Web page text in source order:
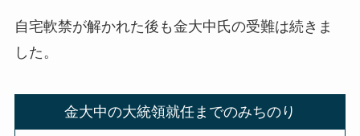
自宅軟禁が解かれた後も金大中氏の受難は続きま
した。
金大中の大統領就任までのみちのり